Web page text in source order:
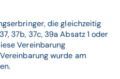
die gleichzeitig
37b, 37c, 39a Absatz 1 oder
Vereinbarung
wurde am